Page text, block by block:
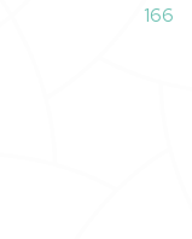
166